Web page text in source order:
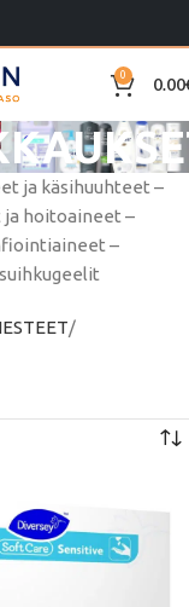
0 0.00
ja käsihuuhteet –
ja hoitoaineet –
–